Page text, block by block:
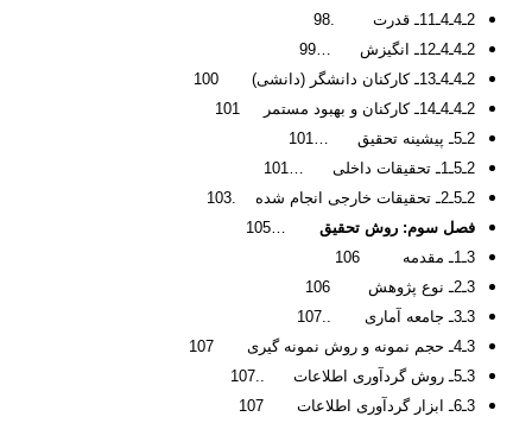
2ـ4ـ4ـ11ـ قدرت .98
2ـ4ـ4ـ12ـ انگیزش …99
2ـ4ـ4ـ13ـ کارکنان دانشگر (دانشی) 100
2ـ4ـ4ـ14ـ کارکنان و بهبود مستمر 101
2ـ5ـ پیشینه تحقیق …101
2ـ5ـ1ـ تحقیقات داخلی …101
2ـ5ـ2ـ تحقیقات خارجی انجام شده .103
فصل سوم: روش تحقیق
3ـ1ـ مقدمه 106
3ـ2ـ نوع پژوهش 106
3ـ3ـ جامعه آماری ..107
3ـ4ـ حجم نمونه و روش نمونه گیری 107
3ـ5ـ روش گردآوری اطلاعات ..107
3ـ6ـ ابزار گردآوری اطلاعات 107